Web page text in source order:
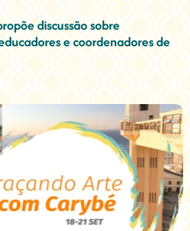
discussão sobre
e coordenadores de